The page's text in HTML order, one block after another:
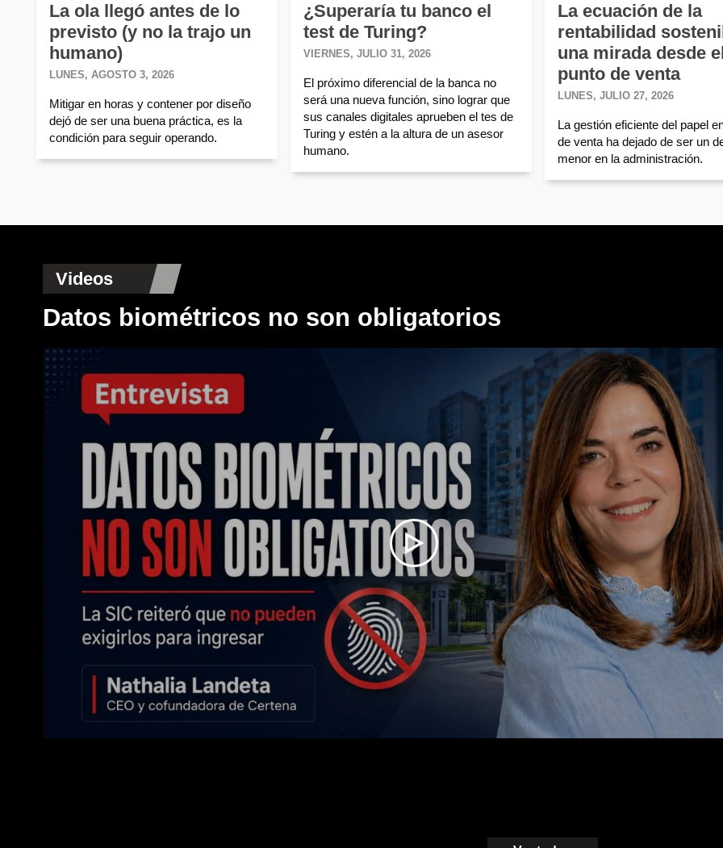
La ola llegó antes de lo
previsto (y no la trajo un
humano)
LUNES, AGOSTO 3, 2026
Mitigar en horas y contener por diseño
dejó de ser una buena práctica, es la
condición para seguir operando.
¿Superaría tu banco el
test de Turing?
VIERNES, JULIO 31, 2026
El próximo diferencial de la banca no
será una nueva función, sino lograr que
sus canales digitales aprueben el tes de
Turing y estén a la altura de un asesor
humano.
La ecuación de la
rentabilidad
una mirada desde
punto de venta
LUNES, JULIO 27, 2026
La gestión eficiente del papel
de venta ha dejado de ser un
menor en la administración.
Videos
Datos biométricos no son obligatorios